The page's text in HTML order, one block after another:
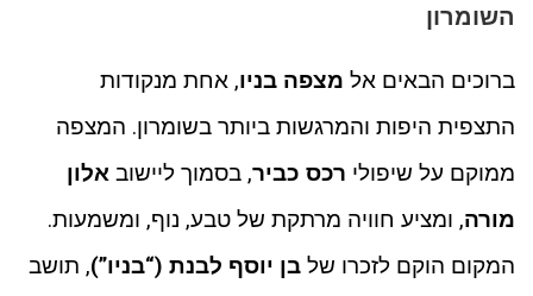
השומרון
ברוכים הבאים אל מצפה בניו, אחת מנקודות
התצפית היפות והמרגשות ביותר בשומרון. המצפה
ממוקם על שיפולי רכס כביר, בסמוך ליישוב אלון
מורה, ומציע חוויה מרתקת של טבע, נוף, ומשמעות.
המקום הוקם לזכרו של בן יוסף לבנת (“בניו”), תושב